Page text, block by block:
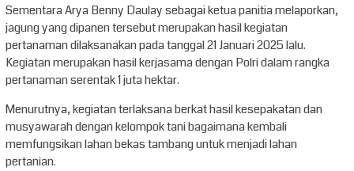
Sementara Arya Benny Daulay sebagai ketua panitia melaporkan,
jagung yang dipanen tersebut merupakan hasil kegiatan
pertanaman dilaksanakan pada tanggal 21 Januari 2025 lalu.
Kegiatan merupakan hasil kerjasama dengan Polri dalam rangka
pertanaman serentak 1 juta hektar.
Menurutnya, kegiatan terlaksana berkat hasil kesepakatan dan
musyawarah dengan kelompok tani bagaimana kembali
memfungsikan lahan bekas tambang untuk menjadi lahan
pertanian.